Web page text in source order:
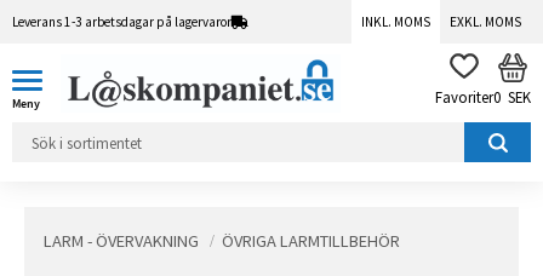
Leverans 1-3 arbetsdagar på lagervaror INKL. MOMS EXKL. MOMS
FAVORITER
0 SEK
LARM - ÖVERVAKNING ÖVRIGA LARMTILLBEHÖR